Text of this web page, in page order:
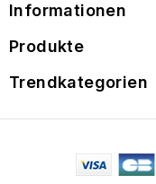
Informationen
Produkte
Trendkategorien